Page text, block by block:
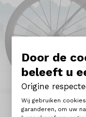
Door de
beleeft u
Origine
Wij gebruiken
garanderen, om uw